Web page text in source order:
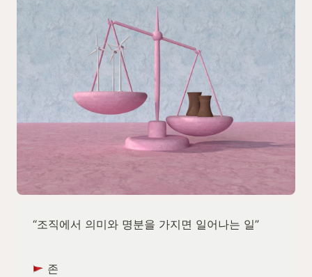
“조직에서 의미와 명분을 가지면 일어나는 일”
존